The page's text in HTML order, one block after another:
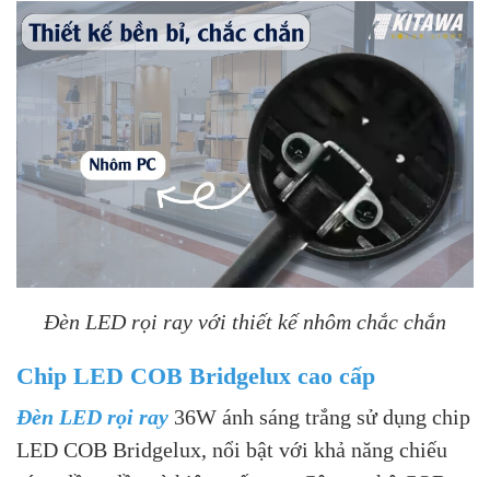
Đèn LED rọi ray với thiết kế nhôm chắc chắn
Chip LED COB Bridgelux cao cấp
Đèn LED rọi ray 36W ánh sáng trắng sử dụng chip
LED COB Bridgelux, nổi bật với khả năng chiếu